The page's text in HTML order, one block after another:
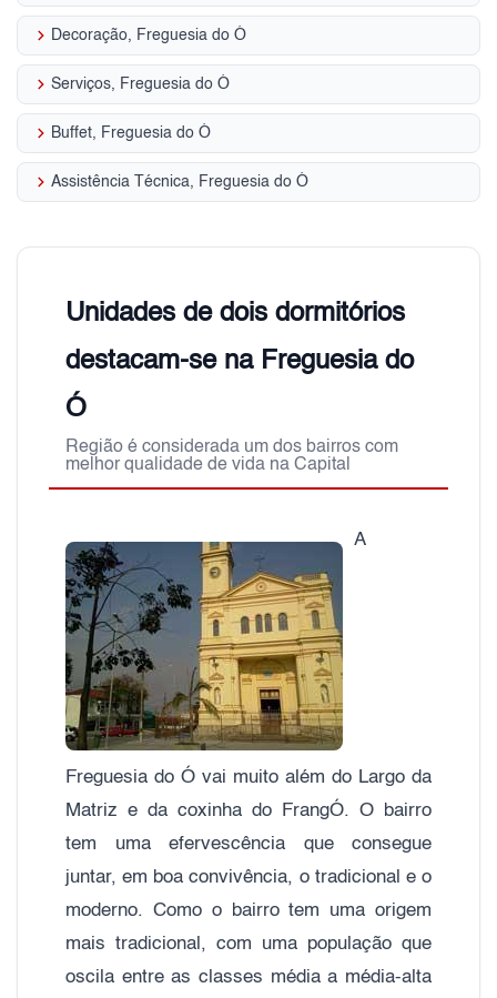
keyboard_arrow_right Decoração, Freguesia do Ó
keyboard_arrow_right Serviços, Freguesia do Ó
keyboard_arrow_right Buffet, Freguesia do Ó
keyboard_arrow_right Assistência Técnica, Freguesia do Ó
Unidades de dois dormitórios
destacam-se na Freguesia do
Ó
Região é considerada um dos bairros com
melhor qualidade de vida na Capital
A
Freguesia do Ó vai muito além do Largo da
Matriz e da coxinha do FrangÓ. O bairro
tem uma efervescência que consegue
juntar, em boa convivência, o tradicional e o
moderno. Como o bairro tem uma origem
mais tradicional, com uma população que
oscila entre as classes média a média-alta